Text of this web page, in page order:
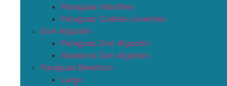
Paraguas infantiles
Paraguas Cadete-Juveniles
Don Algodón
Paraguas Don Algodón
Abanicos Don Algodon
Paraguas Benetton
Largo